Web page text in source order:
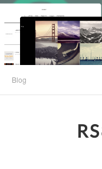
Blog